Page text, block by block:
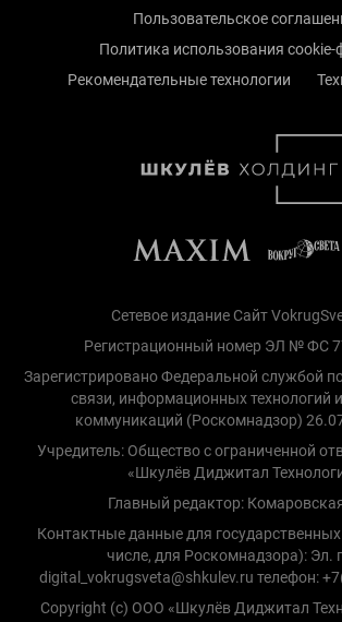
Пользовательское
Политика использования cookie-
Рекомендательные технологии
Сетевое издание Сайт
Регистрационный номер ЭЛ № ФС
Зарегистрировано Федеральной службой
связи, информационных технологий
коммуникаций (Роскомнадзор)
Учредитель: Общество с ограниченной
«Шкулёв Диджитал
Главный редактор:
Контактные данные для
числе, для Роскомнадзора): Эл.
digital_vokrugsveta@shkulev.ru телефон:
Copyright (с) ООО «Шкулёв Диджитал